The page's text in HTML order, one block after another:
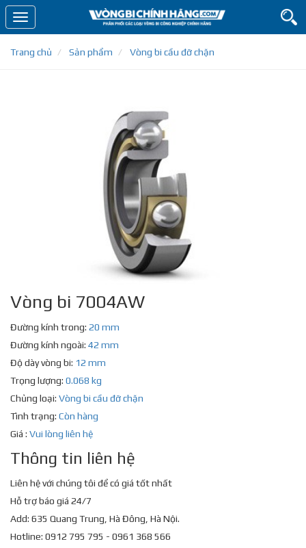
Toggle
navigation
Trang chủ
Sản phẩm Vòng bi cầu đỡ chặn
Vòng bi 7004AW
Đường kính trong: 20 mm
Đường kính ngoài: 42 mm
Độ dày vòng bi: 12 mm
Trọng lượng: 0.068 kg
Chủng loại: Vòng bi cầu đỡ chặn
Tình trạng: Còn hàng
Giá : Vui lòng liên hệ
Thông tin liên hệ
Liên hệ với chúng tôi để có giá tốt nhất
Hỗ trợ báo giá 24/7
Add: 635 Quang Trung, Hà Đông, Hà Nội.
Hotline: 0912 795 795 - 0961 368 566